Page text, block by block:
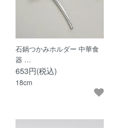
石鍋つかみホルダー 中華食
器 …
653円(税込)
18cm